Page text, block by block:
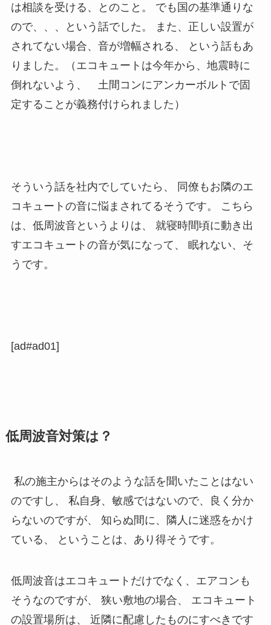
は相談を受ける、とのこと。 でも国の基準通りな
ので、、、という話でした。 また、正しい設置が
されてない場合、音が増幅される、 という話もあ
りました。（エコキュートは今年から、地震時に
倒れないよう、 土間コンにアンカーボルトで固
定することが義務付けられました）
そういう話を社内でしていたら、 同僚もお隣のエ
コキュートの音に悩まされてるそうです。 こちら
は、低周波音というよりは、 就寝時間頃に動き出
すエコキュートの音が気になって、 眠れない、そ
うです。
[ad#ad01]
低周波音対策は？
私の施主からはそのような話を聞いたことはない
のですし、 私自身、敏感ではないので、良く分か
らないのですが、 知らぬ間に、隣人に迷惑をかけ
ている、 ということは、あり得そうです。
低周波音はエコキュートだけでなく、エアコンも
そうなのですが、 狭い敷地の場合、 エコキュート
の設置場所は、 近隣に配慮したものにすべきです